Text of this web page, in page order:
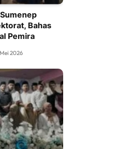
Bahas
Pemira
2026